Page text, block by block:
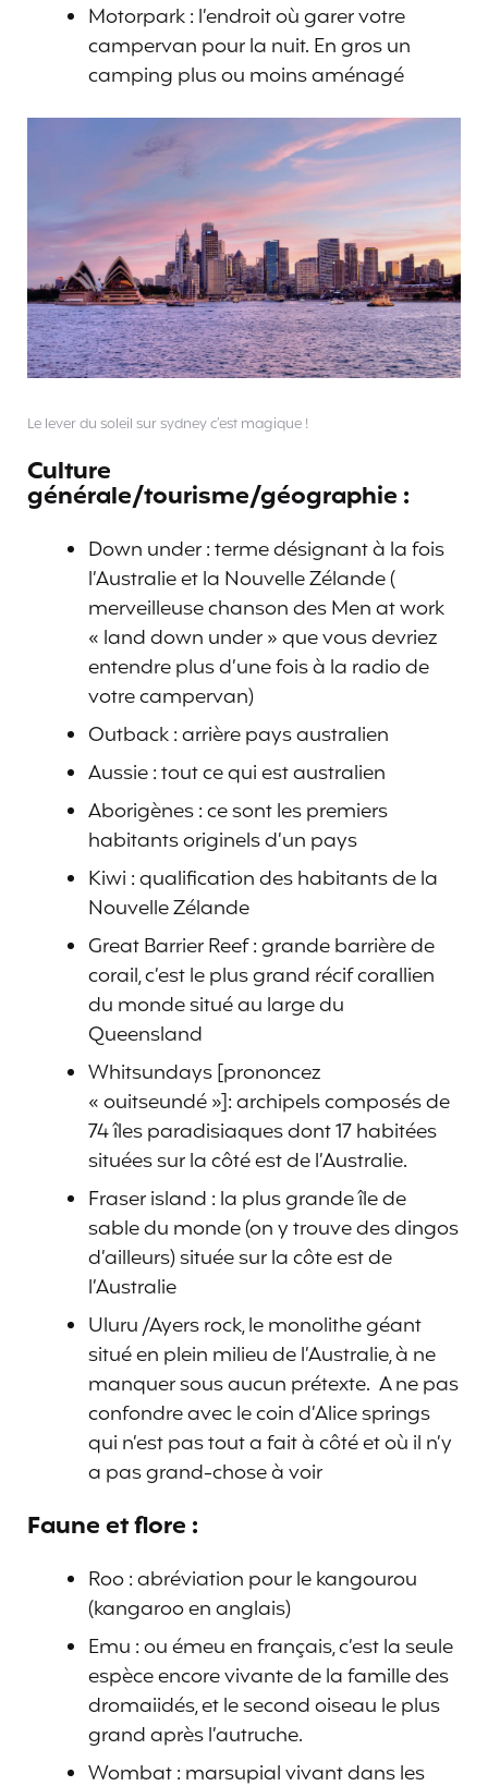
Motorpark : l’endroit où garer votre
campervan pour la nuit. En gros un
camping plus ou moins aménagé
Le lever du soleil sur sydney c’est magique !
Culture
générale/tourisme/géographie :
Down under : terme désignant à la fois
l’Australie et la Nouvelle Zélande (
merveilleuse chanson des Men at work
« land down under » que vous devriez
entendre plus d’une fois à la radio de
votre campervan)
Outback : arrière pays australien
Aussie : tout ce qui est australien
Aborigènes : ce sont les premiers
habitants originels d’un pays
Kiwi : qualification des habitants de la
Nouvelle Zélande
Great Barrier Reef : grande barrière de
corail, c’est le plus grand récif corallien
du monde situé au large du
Queensland
Whitsundays [prononcez
« ouitseundé »]: archipels composés de
74 îles paradisiaques dont 17 habitées
situées sur la côté est de l’Australie.
Fraser island : la plus grande île de
sable du monde (on y trouve des dingos
d’ailleurs) située sur la côte est de
l’Australie
Uluru /Ayers rock, le monolithe géant
situé en plein milieu de l’Australie, à ne
manquer sous aucun prétexte. A ne pas
confondre avec le coin d’Alice springs
qui n’est pas tout a fait à côté et où il n’y
a pas grand-chose à voir
Faune et flore :
Roo : abréviation pour le kangourou
(kangaroo en anglais)
Emu : ou émeu en français, c’est la seule
espèce encore vivante de la famille des
dromaiidés, et le second oiseau le plus
grand après l’autruche.
Wombat : marsupial vivant dans les